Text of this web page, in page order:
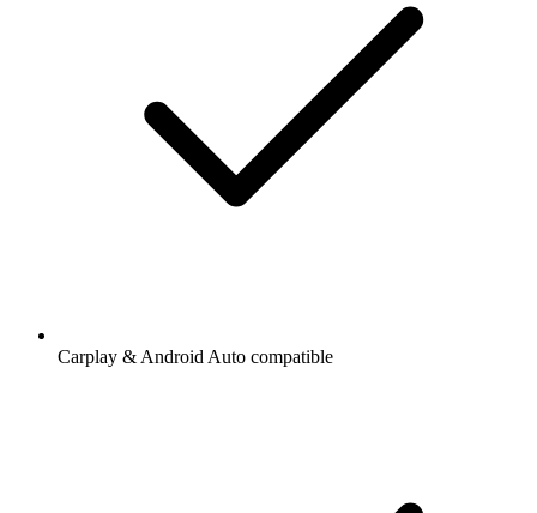
Carplay & Android Auto compatible